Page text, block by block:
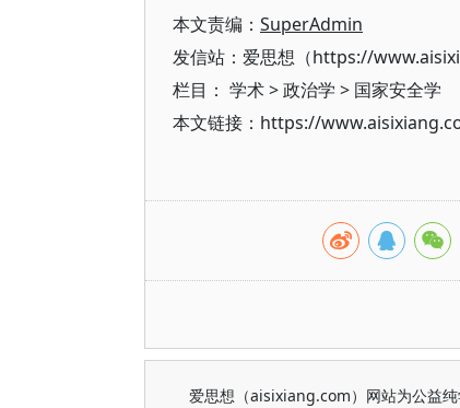
本文责编： SuperAdmin
发信站：爱思想（https://
栏目： 学术>政治学 > 国家安全学
本文链接：https://
爱思想（aisixiang.com）网站为公益纯